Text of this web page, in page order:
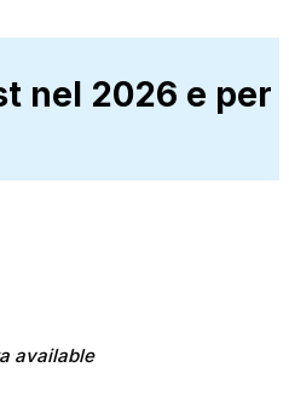
nel 2026 e per
available